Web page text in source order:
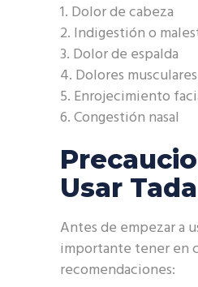
Dolor de cabeza
Indigestión o
Dolor de espalda
Dolores musculares
Enrojecimiento
Congestión nasal
Usar
Antes de empezar a
importante tener en
recomendaciones: